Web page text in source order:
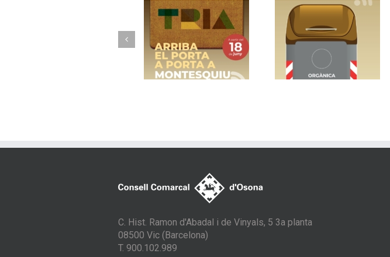
Arriba el porta a
Torelló implanta un
nou model de
recollida avançada
Vic implanta la
recollida porta a
porta als barris de
C. Hist. Ramon d'Abadal i de Vinyals, 5 3a planta
08500 Vic (Barcelona)
T. 900.102.989